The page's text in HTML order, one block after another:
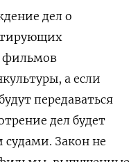
дел о
фильмов
а если
передаваться
дел будет
Закон не